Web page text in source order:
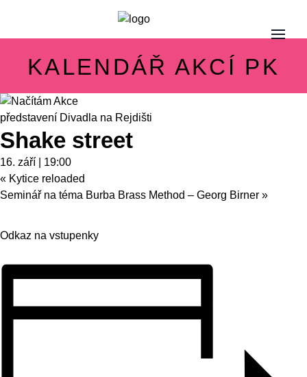
KALENDÁŘ AKCÍ PK
představení Divadla na Rejdišti
Shake street
16. září | 19:00
« Kytice reloaded
Seminář na téma Burba Brass Method – Georg Birner »
Odkaz na vstupenky